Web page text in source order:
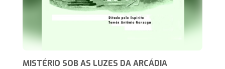
MISTÉRIO SOB AS LUZES DA ARCÁDIA